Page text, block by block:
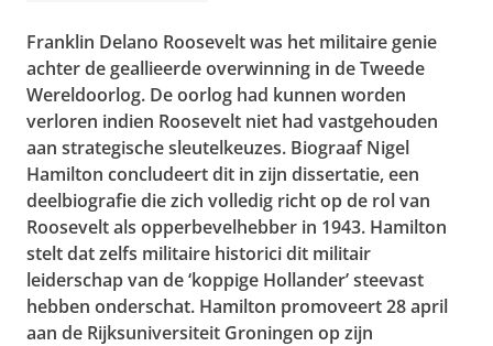
Franklin Delano Roosevelt was het militaire genie
achter de geallieerde overwinning in de Tweede
Wereldoorlog. De oorlog had kunnen worden
verloren indien Roosevelt niet had vastgehouden
aan strategische sleutelkeuzes. Biograaf Nigel
Hamilton concludeert dit in zijn dissertatie, een
deelbiografie die zich volledig richt op de rol van
Roosevelt als opperbevelhebber in 1943. Hamilton
stelt dat zelfs militaire historici dit militair
leiderschap van de ‘koppige Hollander’ steevast
hebben onderschat. Hamilton promoveert 28 april
aan de Rijksuniversiteit Groningen op zijn